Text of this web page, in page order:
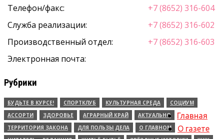
Телефон/факс:
+7 (8652) 316-604
Служба реализации:
+7 (8652) 316-602
Производственный отдел:
+7 (8652) 316-603
Электронная почта:
Рубрики
БУДЬТЕ В КУРСЕ! СПОРТКЛУБ КУЛЬТУРНАЯ СРЕДА
СОЦИУМ
АССОРТИ
ЗДОРОВЬЕ АГРАРНЫЙ КРАЙ
АКТУАЛЬНО
ТЕРРИТОРИЯ ЗАКОНА
ДЛЯ ПОЛЬЗЫ ДЕЛА
О ГЛАВНОМ
Главная
О газете